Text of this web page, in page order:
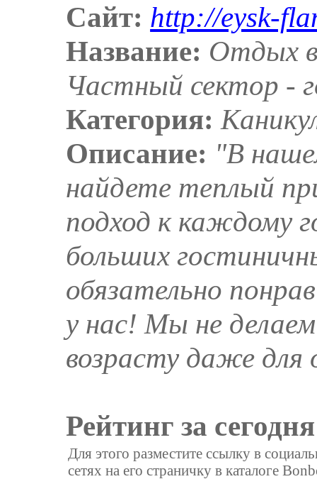
Сайт: http://eysk-
Название: Отдых в
Частный сектор -
Категория:
Описание: "В
найдете теплый
подход к каждому
больших
обязательно
у нас! Мы не
возрасту даже для
Рейтинг за
Для этого разместите ссылку в
сетях на его страничку в каталоге